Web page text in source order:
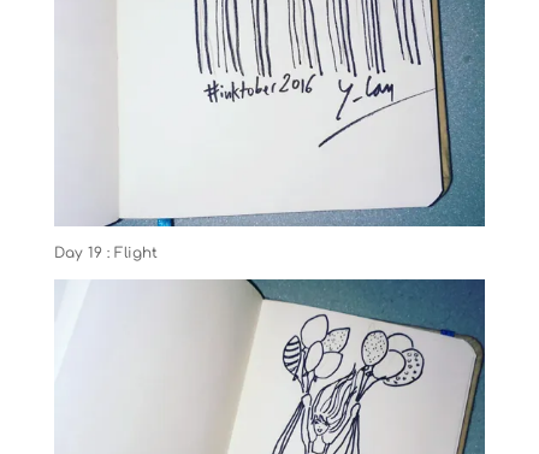
Day 19 : Flight